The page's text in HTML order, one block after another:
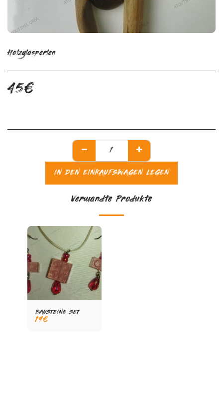
Holzglasperlen
45€
IN DEN EINKAUFSWAGEN LEGEN
Verwandte Produkte
BAUSTEINE SET
19€